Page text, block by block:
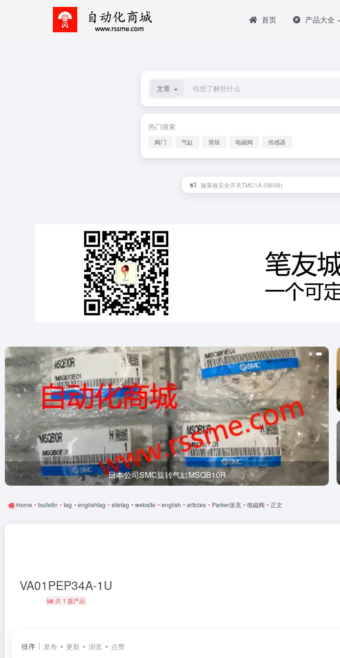
首页 产品大全
文章
热门搜索
阀门 气缸 滑块 电磁阀 传感器
施莱格安全开关TMC1A (08/09)
日本公司SMC旋转气缸MSQB10R
Home • bulletin • tag • englishtag • sitetag • website • english • articles • Parker派克 • 电磁阀 • 正文
VA01PEP34A-1U
共 1 篇产品
排序 发布 更新 浏览 点赞